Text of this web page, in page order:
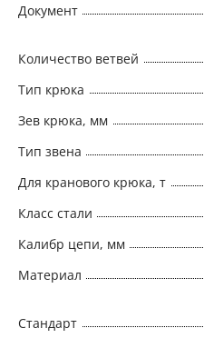
Документ
Количество ветвей
Тип крюка
Зев крюка, мм
Тип звена
Для кранового крюка, т
Класс стали
Калибр цепи, мм
Материал
Стандарт